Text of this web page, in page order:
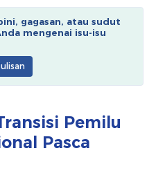
gagasan, atau sudut
mengenai isu-isu
Pemilu
Pasca